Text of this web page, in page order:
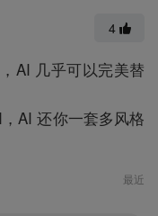
4
AI 几乎可以完美替
AI 还你一套多风格
最近